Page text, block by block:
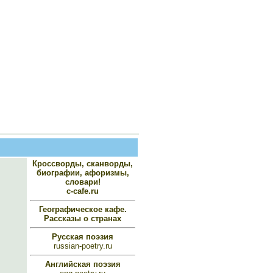
Кроссворды, сканворды,
биографии, афоризмы,
словари!
c-cafe.ru
Географическое кафе.
Рассказы о странах
Русская поэзия
russian-poetry.ru
Английская поэзия